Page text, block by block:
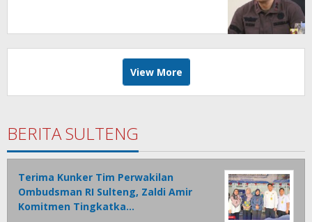
View More
BERITA SULTENG
Terima Kunker Tim Perwakilan
Ombudsman RI Sulteng, Zaldi Amir
Komitmen Tingkatka…